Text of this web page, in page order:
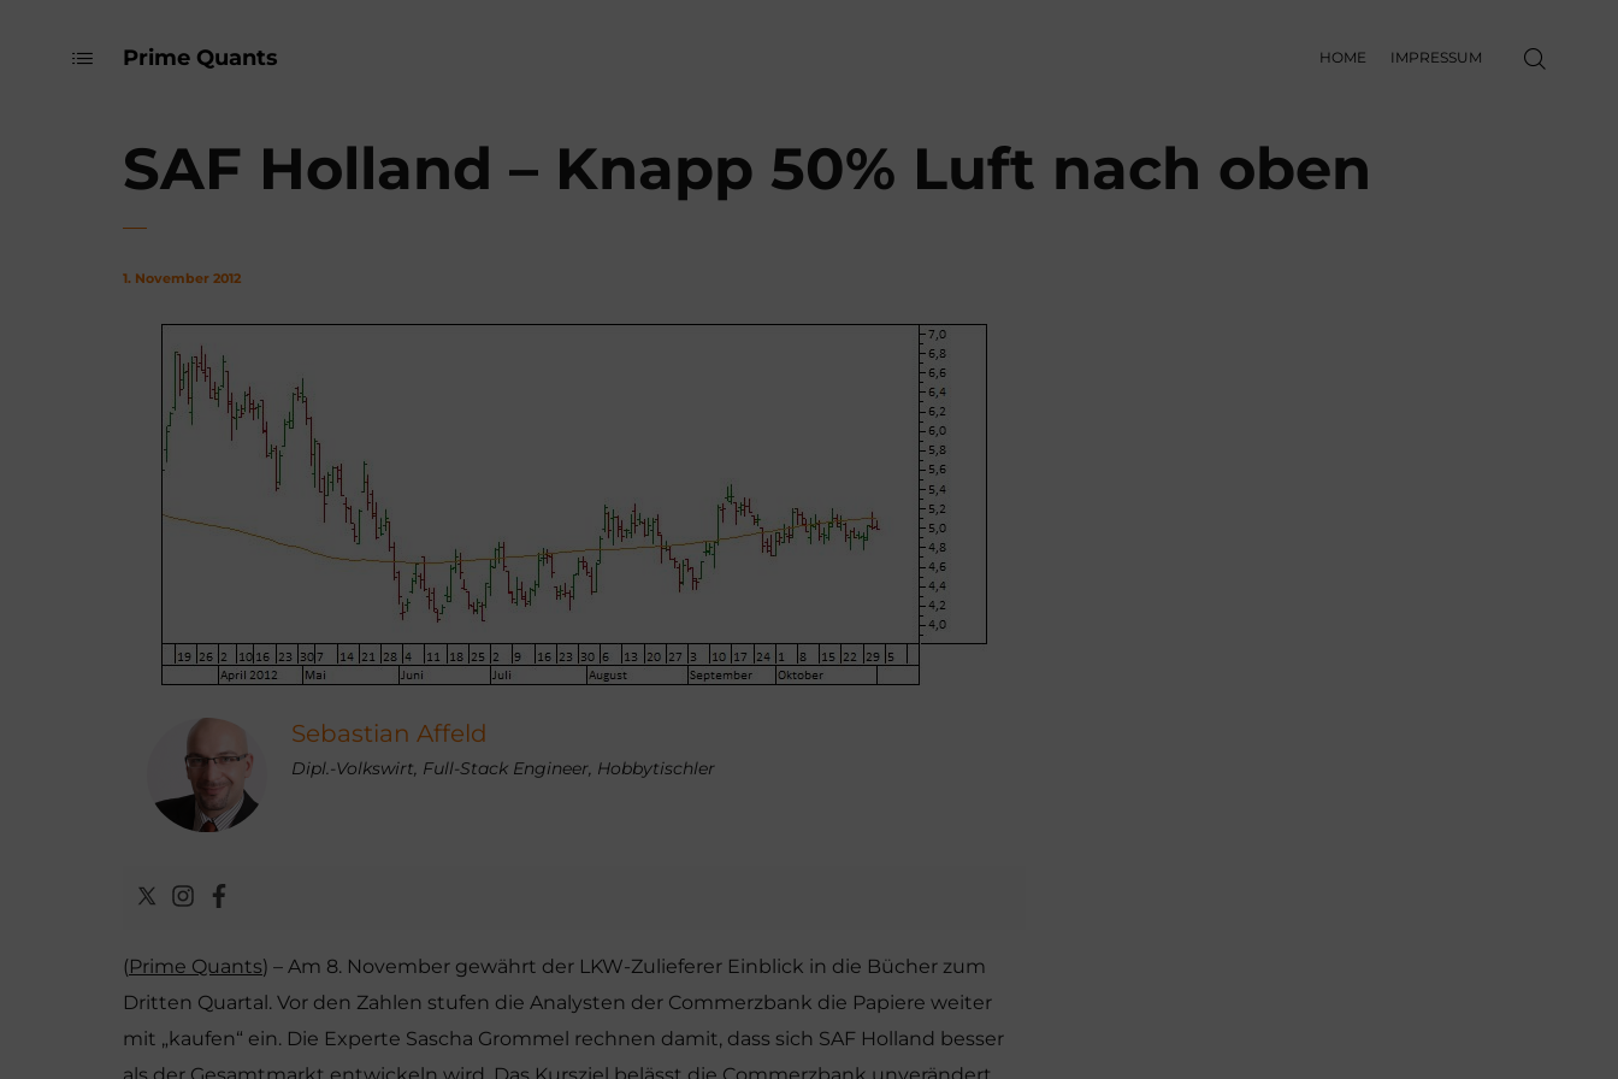
Prime Quants HOME IMPRESSUM
SAF Holland – Knapp 50% Luft nach oben
1. November 2012
Sebastian Affeld
Dipl.-Volkswirt, Full-Stack Engineer, Hobbytischler
(Prime Quants) – Am 8. November gewährt der LKW-Zulieferer Einblick in die Bücher zum
Dritten Quartal. Vor den Zahlen stufen die Analysten der Commerzbank die Papiere weiter
mit „kaufen“ ein. Die Experte Sascha Grommel rechnen damit, dass sich SAF Holland besser